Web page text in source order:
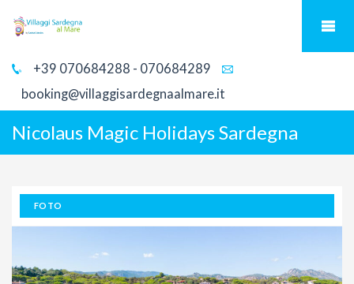
+39 070684288 - 070684289
booking@villaggisardegnaalmare.it
Nicolaus Magic Holidays Sardegna
FOTO